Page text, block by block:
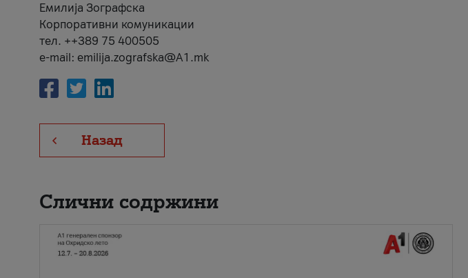
Емилија Зографска
Корпоративни комуникации
тел. ++389 75 400505
e-mail: emilija.zografska@A1.mk
Назад
Слични содржини